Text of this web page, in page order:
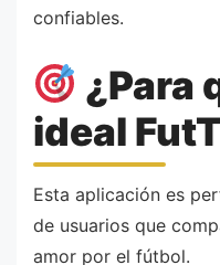
confiables.
¿Para
ideal
Esta aplicación es
de usuarios que
amor por el fútbol.